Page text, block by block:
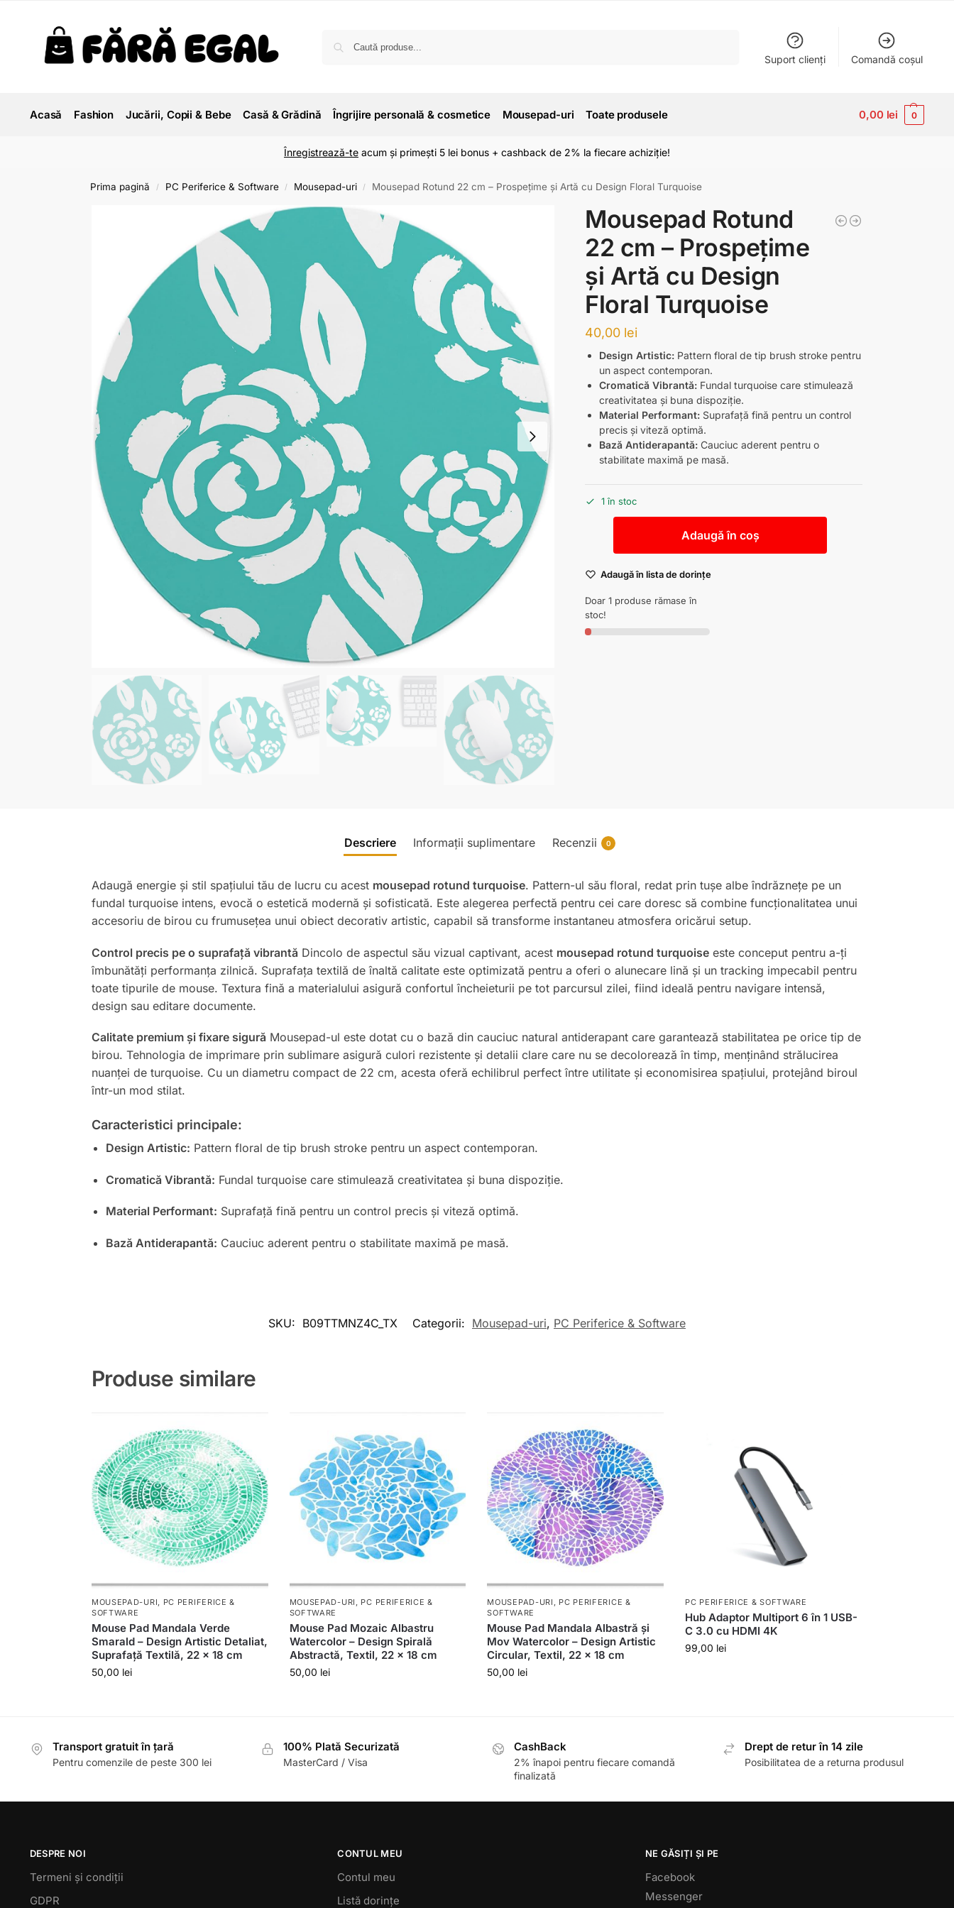
Suport clienți Comandă coșul
Acasă Fashion Jucării, Copii & Bebe Casă & Grădină Îngrijire personală & cosmetice Mousepad-uri Toate produsele 0,00 lei 0
Înregistrează-te acum și primești 5 lei bonus + cashback de 2% la fiecare achiziție!
Prima pagină / PC Periferice & Software / Mousepad-uri / Mousepad Rotund 22 cm – Prospețime și Artă cu Design Floral Turquoise
Mousepad Rotund
22 cm – Prospețime
și Artă cu Design
Floral Turquoise
40,00 lei
Design Artistic: Pattern floral de tip brush stroke pentru
un aspect contemporan.
Cromatică Vibrantă: Fundal turquoise care stimulează
creativitatea și buna dispoziție.
Material Performant: Suprafață fină pentru un control
precis și viteză optimă.
Bază Antiderapantă: Cauciuc aderent pentru o
stabilitate maximă pe masă.
1 în stoc
Adaugă în coș
Adaugă în lista de dorințe
Doar 1 produse rămase în
stoc!
Descriere Informații suplimentare Recenzii 0
Adaugă energie și stil spațiului tău de lucru cu acest mousepad rotund turquoise. Pattern-ul său floral, redat prin tușe albe îndrăznețe pe un
fundal turquoise intens, evocă o estetică modernă și sofisticată. Este alegerea perfectă pentru cei care doresc să combine funcționalitatea unui
accesoriu de birou cu frumusețea unui obiect decorativ artistic, capabil să transforme instantaneu atmosfera oricărui setup.
Control precis pe o suprafață vibrantă Dincolo de aspectul său vizual captivant, acest mousepad rotund turquoiseeste conceput pentru a-ți
îmbunătăți performanța zilnică. Suprafața textilă de înaltă calitate este optimizată pentru a oferi o alunecare lină și un tracking impecabil pentru
toate tipurile de mouse. Textura fină a materialului asigură confortul încheieturii pe tot parcursul zilei, fiind ideală pentru navigare intensă,
design sau editare documente.
Calitate premium și fixare sigură Mousepad-ul este dotat cu o bază din cauciuc natural antiderapant care garantează stabilitatea pe orice tip de
birou. Tehnologia de imprimare prin sublimare asigură culori rezistente și detalii clare care nu se decolorează în timp, menținând strălucirea
nuanței de turquoise. Cu un diametru compact de 22 cm, acesta oferă echilibrul perfect între utilitate și economisirea spațiului, protejând biroul
într-un mod stilat.
Caracteristici principale:
Design Artistic: Pattern floral de tip brush stroke pentru un aspect contemporan.
Cromatică Vibrantă: Fundal turquoise care stimulează creativitatea și buna dispoziție.
Material Performant: Suprafață fină pentru un control precis și viteză optimă.
Bază Antiderapantă: Cauciuc aderent pentru o stabilitate maximă pe masă.
SKU: B09TTMNZ4C_TX Categorii: Mousepad-uri, PC Periferice & Software
Produse similare
MOUSEPAD-URI, PC PERIFERICE &
SOFTWARE
Mouse Pad Mandala Verde
Smarald – Design Artistic Detaliat,
Suprafață Textilă, 22 x 18 cm
50,00 lei
MOUSEPAD-URI , PC PERIFERICE &
SOFTWARE
Mouse Pad Mozaic Albastru
Watercolor – Design Spirală
Abstractă, Textil, 22 x 18 cm
50,00 lei
MOUSEPAD-URI , PC PERIFERICE &
SOFTWARE
Mouse Pad Mandala Albastră și
Mov Watercolor – Design Artistic
Circular, Textil, 22 x 18 cm
50,00 lei
PC PERIFERICE & SOFTWARE
Hub Adaptor Multiport 6 în 1 USB-
C 3.0 cu HDMI 4K
99,00 lei
Transport gratuit în țară
Pentru comenzile de peste 300 lei
100% Plată Securizată
MasterCard / Visa
CashBack
2% înapoi pentru fiecare comandă
finalizată
Drept de retur în 14 zile
Posibilitatea de a returna produsul
DESPRE NOI
Termeni și condiții
GDPR
CONTUL MEU
Contul meu
Listă dorințe
NE GĂSIȚI ȘI PE
Facebook
Messenger